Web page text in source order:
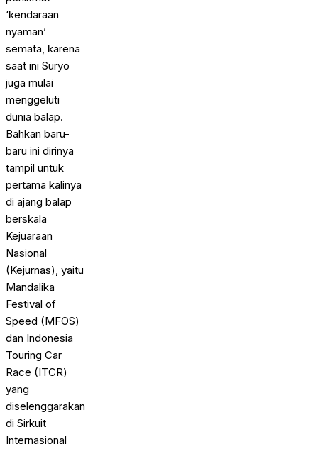
‘kendaraan
nyaman’
semata, karena
saat ini Suryo
juga mulai
menggeluti
dunia balap.
Bahkan baru-
baru ini dirinya
tampil untuk
pertama kalinya
di ajang balap
berskala
Kejuaraan
Nasional
(Kejurnas), yaitu
Mandalika
Festival of
Speed (MFOS)
dan Indonesia
Touring Car
Race (ITCR)
yang
diselenggarakan
di Sirkuit
Internasional